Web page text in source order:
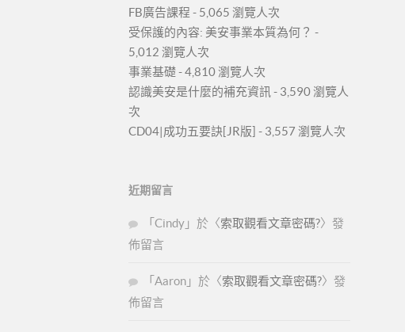
FB廣告課程 - 5,065 瀏覽人次
受保護的內容: 美安事業本質為何？ -
5,012 瀏覽人次
事業基礎- 4,810 瀏覽人次
認識美安是什麼的補充資訊 - 3,590 瀏覽人
次
CD04|成功五要訣[JR版] - 3,557 瀏覽人次
近期留言
「 Cindy 」於〈索取觀看文章密碼?〉發
佈留言
「 Aaron 」於〈索取觀看文章密碼?〉發
佈留言